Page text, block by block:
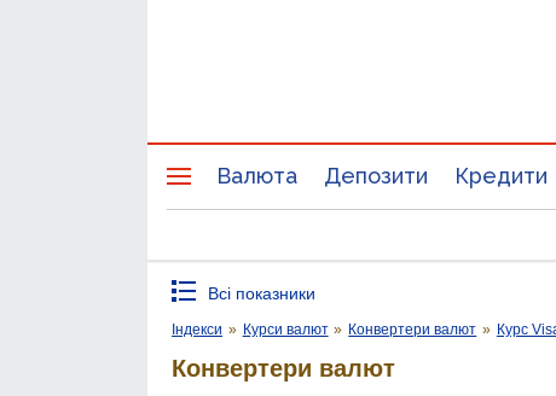
Валюта Депозити Кредити
Всі показники
Індекси » Курси валют » Конвертери валют » Курс
Конвертери валют